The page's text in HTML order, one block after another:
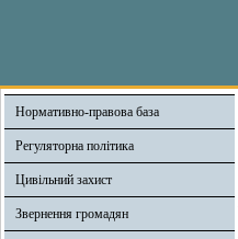
Нормативно-правова база
Регуляторна політика
Цивільний захист
Звернення громадян